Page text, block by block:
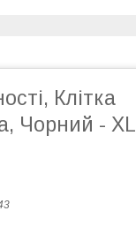
Клітка
Чорний - XL